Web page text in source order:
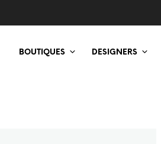
BOUTIQUES DESIGNERS